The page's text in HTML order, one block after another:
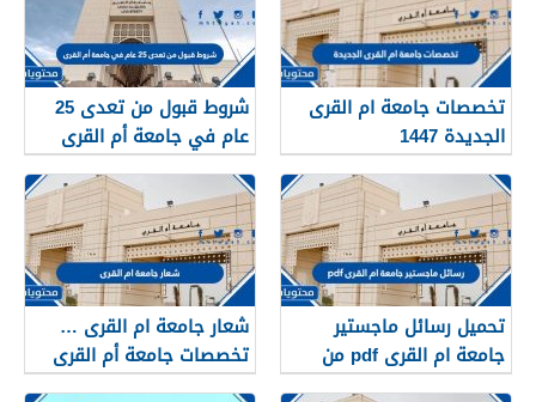
تخصصات جامعة ام القرى
الجديدة 1447
شروط قبول من تعدى 25
عام في جامعة أم القرى
تحميل رسائل ماجستير
جامعة ام القرى pdf من
الانترنت
شعار جامعة ام القرى …
تخصصات جامعة أم القرى